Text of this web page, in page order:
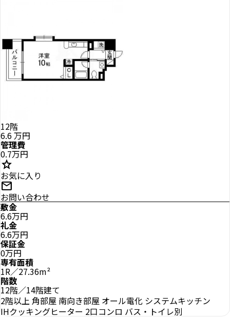
12階
6.6万円
管理費
0.7万円
star
お気に入り
mail
お問い合わせ
敷金
6.6万円
礼金
6.6万円
保証金
0万円
専有面積
1R／27.36m²
階数
12階／14階建て
2階以上 角部屋 南向き部屋 オール電化 システムキッチン
IHクッキングヒーター 2口コンロ バス・トイレ別